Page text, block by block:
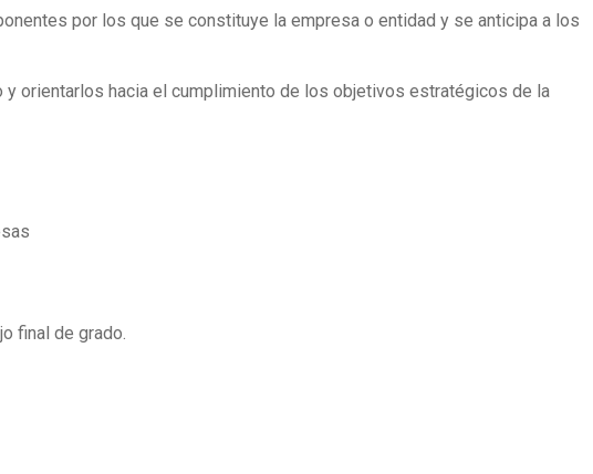
por los que se constituye la empresa o entidad y se anticipa a los
y orientarlos hacia el cumplimiento de los objetivos estratégicos de la
final de grado.